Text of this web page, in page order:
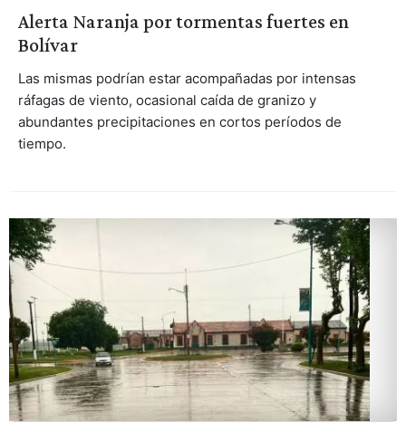
Alerta Naranja por tormentas fuertes en
Bolívar
Las mismas podrían estar acompañadas por intensas
ráfagas de viento, ocasional caída de granizo y
abundantes precipitaciones en cortos períodos de
tiempo.